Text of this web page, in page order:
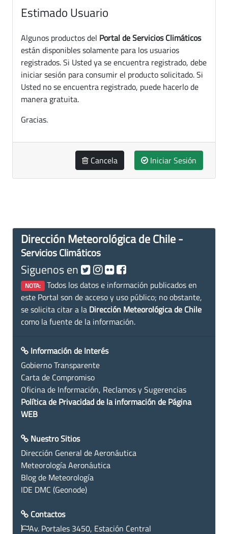
Estimado Usuario
Algunos productos del Portal de Servicios Climáticos
están disponibles solamente para los usuarios
registrados. Si Usted ya se encuentra registrado, debe
iniciar sesión para consumir el producto solicitado. Si
Usted no se encuentra registrado, puede hacerlo de
manera gratuita.
Gracias.
Cancela Iniciar Sesión
Dirección Meteorológica de Chile -
Servicios Climáticos
Siguenos en
NOTA: Todos los datos e información publicados en
este Portal son de acceso y uso público; no obstante,
se solicita citar a la Dirección Meteorológica de Chile
como la fuente de la información.
Información de Interés
Gobierno Transparente
Carta de Compromiso
Oficina de Información, Reclamos y Sugerencias
Política de Privacidad de la información de Página
WEB
Nuestro Sitios
Dirección General de Aeronáutica
Meteorología Aeronáutica
Blog de Meteorología
IDE DMC (Geonode)
Contactos
Av. Portales 3450, Estación Central